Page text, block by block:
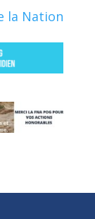
la Nation